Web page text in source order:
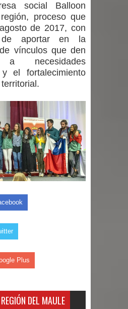
social Balloon
proceso que
de 2017, con
aportar en la
vínculos que den
a necesidades
y el fortalecimiento
Plus
DEL MAULE